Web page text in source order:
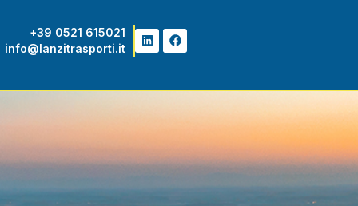
+39 0521 615021
info@lanzitrasporti.it